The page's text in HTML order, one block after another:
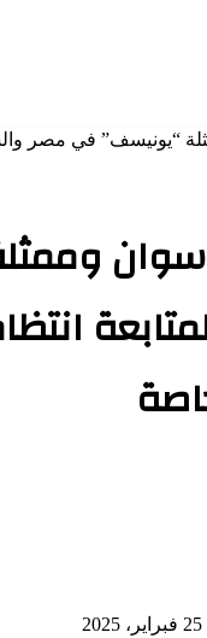
“يونيسف” في مصر
أسوان